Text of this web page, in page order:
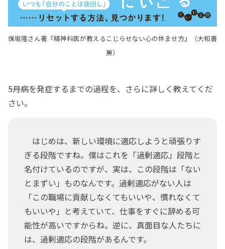
保坂隆さん著『精神科医が教えるこじらせない心の休ませ方』（大和書
房）
――5月病を発症するまでの過程を、さらに詳しく教えてくだ
さい。
はじめは、新しい環境に適応しようと頑張りす
ぎる段階ですね。僕はこれを「過剰適応」段階と
名付けているのですが、実は、この段階は「ない
とまずい」ものなんです。過剰適応がない人は
「この職場に貢献しなくてもいいや、慣れなくて
もいいや」と考えていて、仕事をすぐに辞める可
能性が高いですからね。逆に、真面目な人たちに
は、過剰適応の段階があるんです。